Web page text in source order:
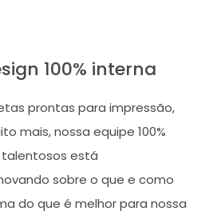
100% interna
prontas para impressão,
mais, nossa equipe 100%
está
sobre o que e como
do que é melhor para nossa